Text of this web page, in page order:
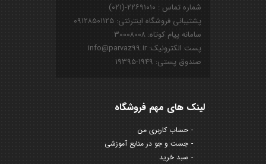
شماره تماس : ۲۲۶۹۱۰۱۰-(۰۲۱)
پشتیبانی فروشگاه اینترنتی: ۰۹۱۲۸۵۰۱۱۲۵
سامانه پیام کوتاه: ۳۰۰۰۸۰۰۸
پست الکترونیک: info@parvaz99.ir
صندوق پستی: ۱۹۴۹-۱۹۳۹۵
لینک های مهم فروشگاه
حساب کاربری من
جست و جو در منابع آموزشی
سبد خرید